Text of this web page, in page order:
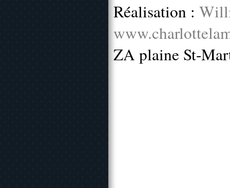
Réalisation :
ZA plaine St-